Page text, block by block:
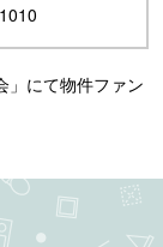
」にて物件ファン